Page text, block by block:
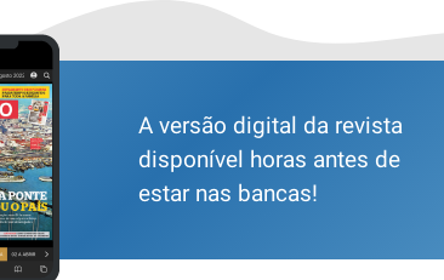
A versão digital da revista
disponível horas antes de
estar nas bancas!